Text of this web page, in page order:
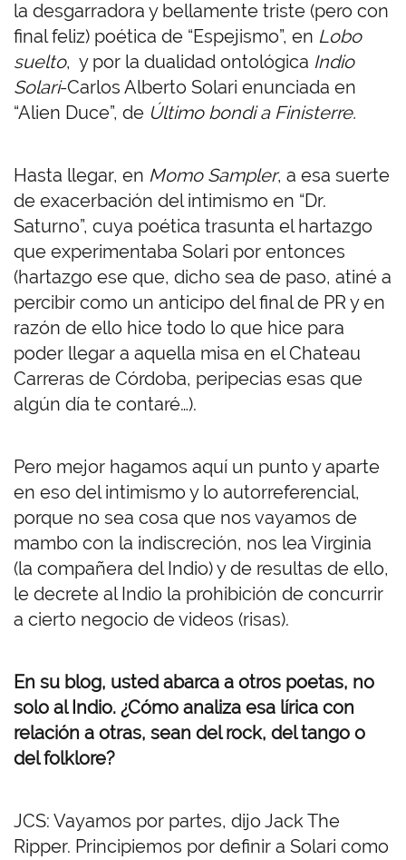
la desgarradora y bellamente triste (pero con
final feliz) poética de “Espejismo”, en Lobo
suelto, y por la dualidad ontológica Indio
Solari-Carlos Alberto Solari enunciada en
“Alien Duce”, de Último bondi a Finisterre.
Hasta llegar, en Momo Sampler, a esa suerte
de exacerbación del intimismo en “Dr.
Saturno”, cuya poética trasunta el hartazgo
que experimentaba Solari por entonces
(hartazgo ese que, dicho sea de paso, atiné a
percibir como un anticipo del final de PR y en
razón de ello hice todo lo que hice para
poder llegar a aquella misa en el Chateau
Carreras de Córdoba, peripecias esas que
algún día te contaré…).
Pero mejor hagamos aquí un punto y aparte
en eso del intimismo y lo autorreferencial,
porque no sea cosa que nos vayamos de
mambo con la indiscreción, nos lea Virginia
(la compañera del Indio) y de resultas de ello,
le decrete al Indio la prohibición de concurrir
a cierto negocio de videos (risas).
En su blog, usted abarca a otros poetas, no
solo al Indio. ¿Cómo analiza esa lírica con
relación a otras, sean del rock, del tango o
del folklore?
JCS: Vayamos por partes, dijo Jack The
Ripper. Principiemos por definir a Solari como